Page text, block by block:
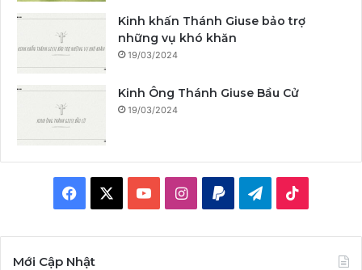
Kinh khấn Thánh Giuse bảo trợ
những vụ khó khăn
19/03/2024
Kinh Ông Thánh Giuse Bầu Cử
19/03/2024
c
I
P
Mới Cập Nhật